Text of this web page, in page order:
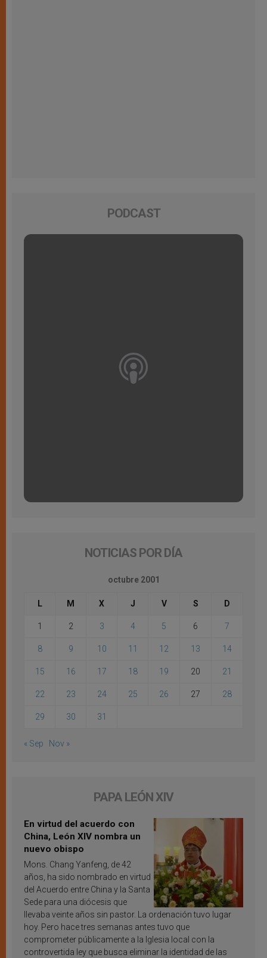
PODCAST
NOTICIAS POR DÍA
octubre 2001
L M X J V S D
1 2 3 4 5 6 7
8 9 10 11 12 13 14
15 16 17 18 19 20 21
22 23 24 25 26 27 28
29 30 31
« Sep Nov »
PAPA LEÓN XIV
En virtud del acuerdo con
China, León XIV nombra un
nuevo obispo
Mons. Chang Yanfeng, de 42
años, ha sido nombrado en virtud
del Acuerdo entre China y la Santa
Sede para una diócesis que
llevaba veinte años sin pastor. La ordenación tuvo lugar
hoy. Pero hace tres semanas antes tuvo que
comprometer públicamente a la Iglesia local con la
controvertida ley que busca eliminar la identidad de las